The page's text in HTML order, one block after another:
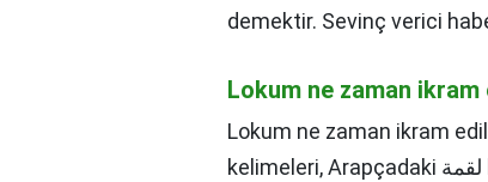
demektir. Sevinç verici
Lokum ne zaman ikram
Lokum ne zaman ikram
kelimeleri, Arapçadaki لقمة luqma(t) 'lokma', çoğul لقوم luqūm kelimelerinden